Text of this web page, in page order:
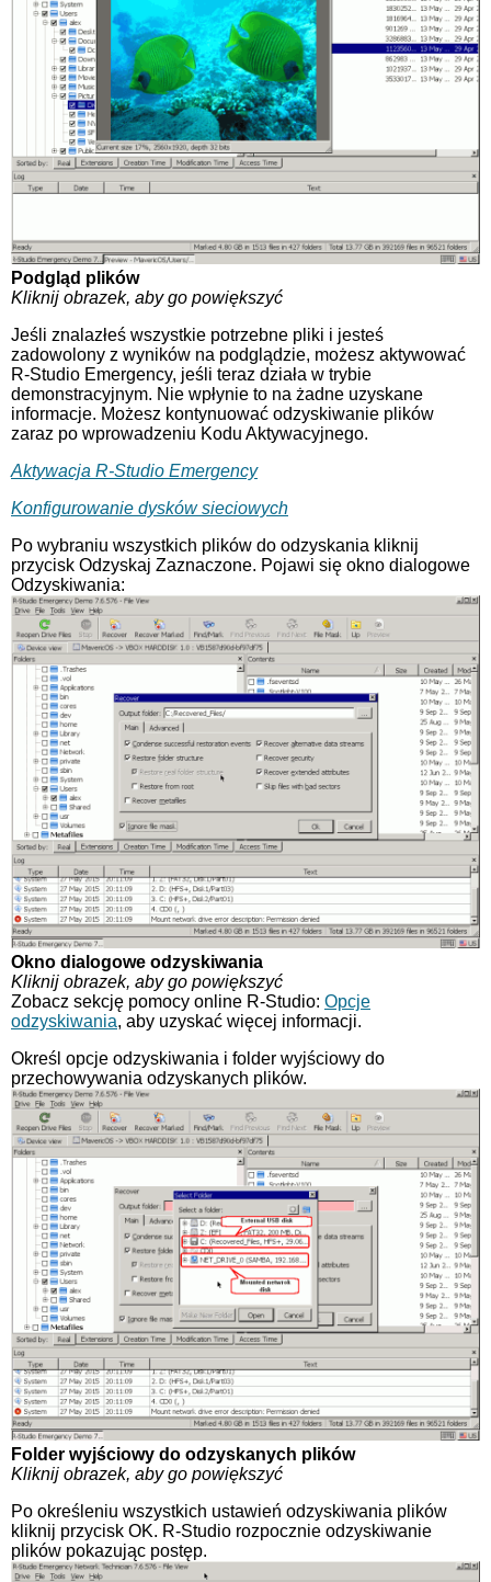
Podgląd plików
Kliknij obrazek, aby go powiększyć
Jeśli znalazłeś wszystkie potrzebne pliki i jesteś
zadowolony z wyników na podglądzie, możesz aktywować
R-Studio Emergency, jeśli teraz działa w trybie
demonstracyjnym. Nie wpłynie to na żadne uzyskane
informacje. Możesz kontynuować odzyskiwanie plików
zaraz po wprowadzeniu Kodu Aktywacyjnego.
Aktywacja R-Studio Emergency
Konfigurowanie dysków sieciowych
Po wybraniu wszystkich plików do odzyskania kliknij
przycisk Odzyskaj Zaznaczone. Pojawi się okno dialogowe
Odzyskiwania:
Okno dialogowe odzyskiwania
Kliknij obrazek, aby go powiększyć
Zobacz sekcję pomocy online R-Studio: Opcje
odzyskiwania, aby uzyskać więcej informacji.
Określ opcje odzyskiwania i folder wyjściowy do
przechowywania odzyskanych plików.
Folder wyjściowy do odzyskanych plików
Kliknij obrazek, aby go powiększyć
Po określeniu wszystkich ustawień odzyskiwania plików
kliknij przycisk OK. R-Studio rozpocznie odzyskiwanie
plików pokazując postęp.